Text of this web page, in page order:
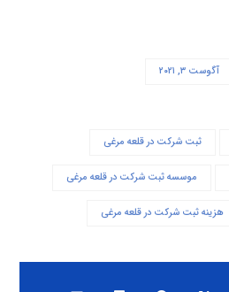
آگوست ۳, ۲۰۲۱
ثبت شرکت در قلعه مرغی
موسسه ثبت شرکت در قلعه مرغی
هزینه ثبت شرکت در قلعه مرغی